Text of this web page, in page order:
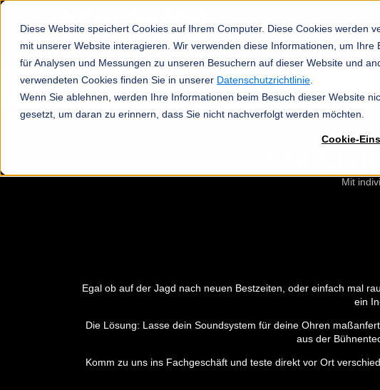
Diese Website speichert Cookies auf Ihrem Computer. Diese Cookies werden
mit unserer Website interagieren. Wir verwenden diese Informationen, um
für Analysen und Messungen zu unseren Besuchern auf dieser Website und
verwendeten Cookies finden Sie in unserer Datenschutzrichtlinie
Wenn Sie ablehnen, werden Ihre Informationen beim Besuch dieser Website
gesetzt, um daran zu erinnern, dass Sie nicht nachverfolgt werden möchten.
Cookie-
SOUND
Mit
Egal ob auf der Jagd nach neuen Bestzeiten, oder einfach mal
ein
Die Lösung: Lasse dein Soundsystem für deine Ohren
aus der
Komm zu uns ins Fachgeschäft und teste direkt vor Ort